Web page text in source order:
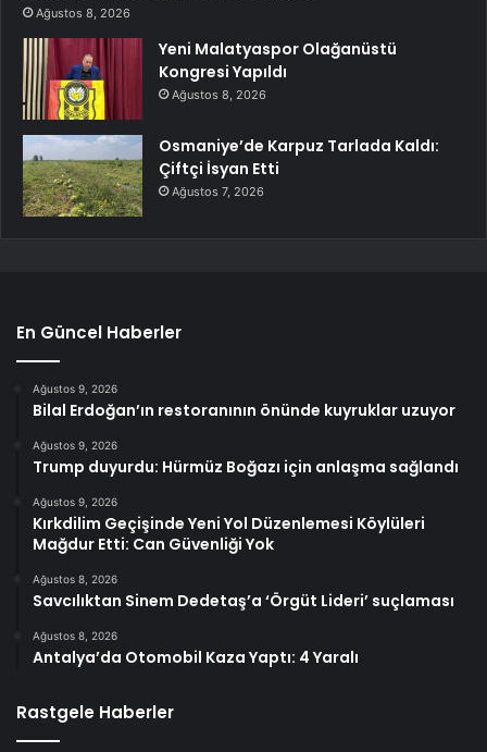
Ağustos 8, 2026
Yeni Malatyaspor Olağanüstü
Kongresi Yapıldı
Ağustos 8, 2026
Osmaniye’de Karpuz Tarlada Kaldı:
Çiftçi İsyan Etti
Ağustos 7, 2026
En Güncel Haberler
Ağustos 9, 2026
Bilal Erdoğan’ın restoranının önünde kuyruklar uzuyor
Ağustos 9, 2026
Trump duyurdu: Hürmüz Boğazı için anlaşma sağlandı
Ağustos 9, 2026
Kırkdilim Geçişinde Yeni Yol Düzenlemesi Köylüleri
Mağdur Etti: Can Güvenliği Yok
Ağustos 8, 2026
Savcılıktan Sinem Dedetaş’a ‘Örgüt Lideri’ suçlaması
Ağustos 8, 2026
Antalya’da Otomobil Kaza Yaptı: 4 Yaralı
Rastgele Haberler